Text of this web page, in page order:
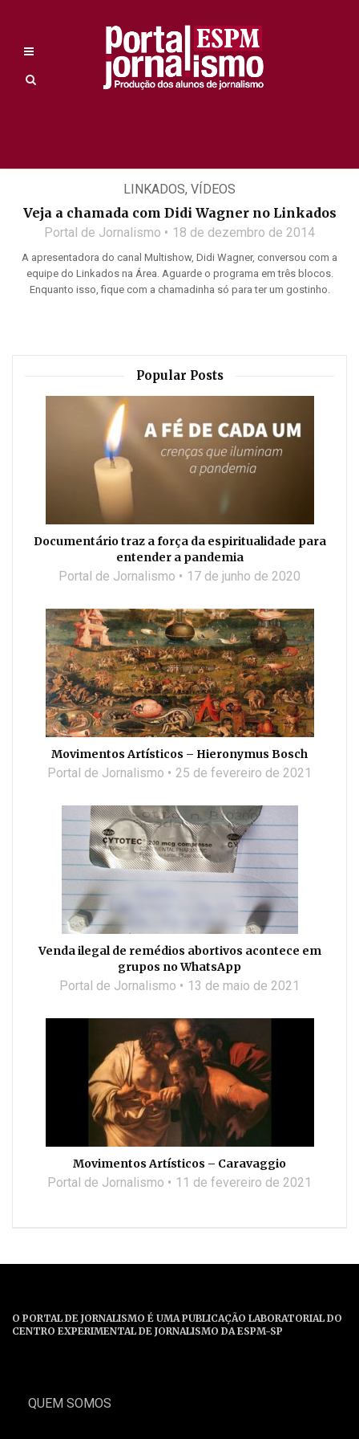
LINKADOS, VÍDEOS
Veja a chamada com Didi Wagner no Linkados
Portal de Jornalismo 18 de dezembro de 2014
A apresentadora do canal Multishow, Didi Wagner, conversou com a
equipe do Linkados na Área. Aguarde o programa em três blocos.
Enquanto isso, fique com a chamadinha só para ter um gostinho.
Popular Posts
Documentário traz a força da espiritualidade para
entender a pandemia
Portal de Jornalismo 17 de junho de 2020
Movimentos Artísticos – Hieronymus Bosch
Portal de Jornalismo 25 de fevereiro de 2021
Venda ilegal de remédios abortivos acontece em
grupos no WhatsApp
Portal de Jornalismo 13 de maio de 2021
Movimentos Artísticos – Caravaggio
Portal de Jornalismo 11 de fevereiro de 2021
O PORTAL DE JORNALISMO É UMA PUBLICAÇÃO LABORATORIAL DO
CENTRO EXPERIMENTAL DE JORNALISMO DA ESPM-SP
QUEM SOMOS